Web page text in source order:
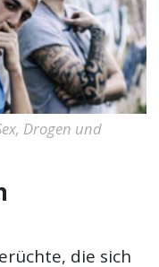
Drogen und
die sich